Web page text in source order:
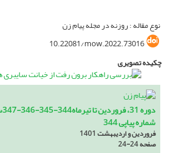
نوع مقاله : روزنه در مجله پیام زن
10.22081/mow.2022.73016
چکیده تصویری
شماره پیاپی 344
فروردین و اردیبهشت 1401
صفحه24-24